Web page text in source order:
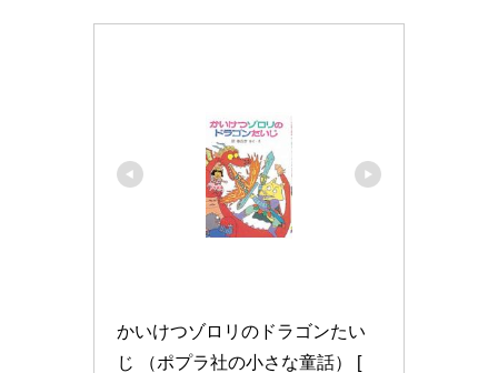
かいけつゾロリのドラゴンたい
じ （ポプラ社の小さな童話） [